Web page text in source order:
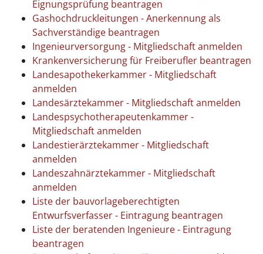
Eignungsprüfung beantragen
Gashochdruckleitungen - Anerkennung als
Sachverständige beantragen
Ingenieurversorgung - Mitgliedschaft anmelden
Krankenversicherung für Freiberufler beantragen
Landesapothekerkammer - Mitgliedschaft
anmelden
Landesärztekammer - Mitgliedschaft anmelden
Landespsychotherapeutenkammer -
Mitgliedschaft anmelden
Landestierärztekammer - Mitgliedschaft
anmelden
Landeszahnärztekammer - Mitgliedschaft
anmelden
Liste der bauvorlageberechtigten
Entwurfsverfasser - Eintragung beantragen
Liste der beratenden Ingenieure - Eintragung
beantragen